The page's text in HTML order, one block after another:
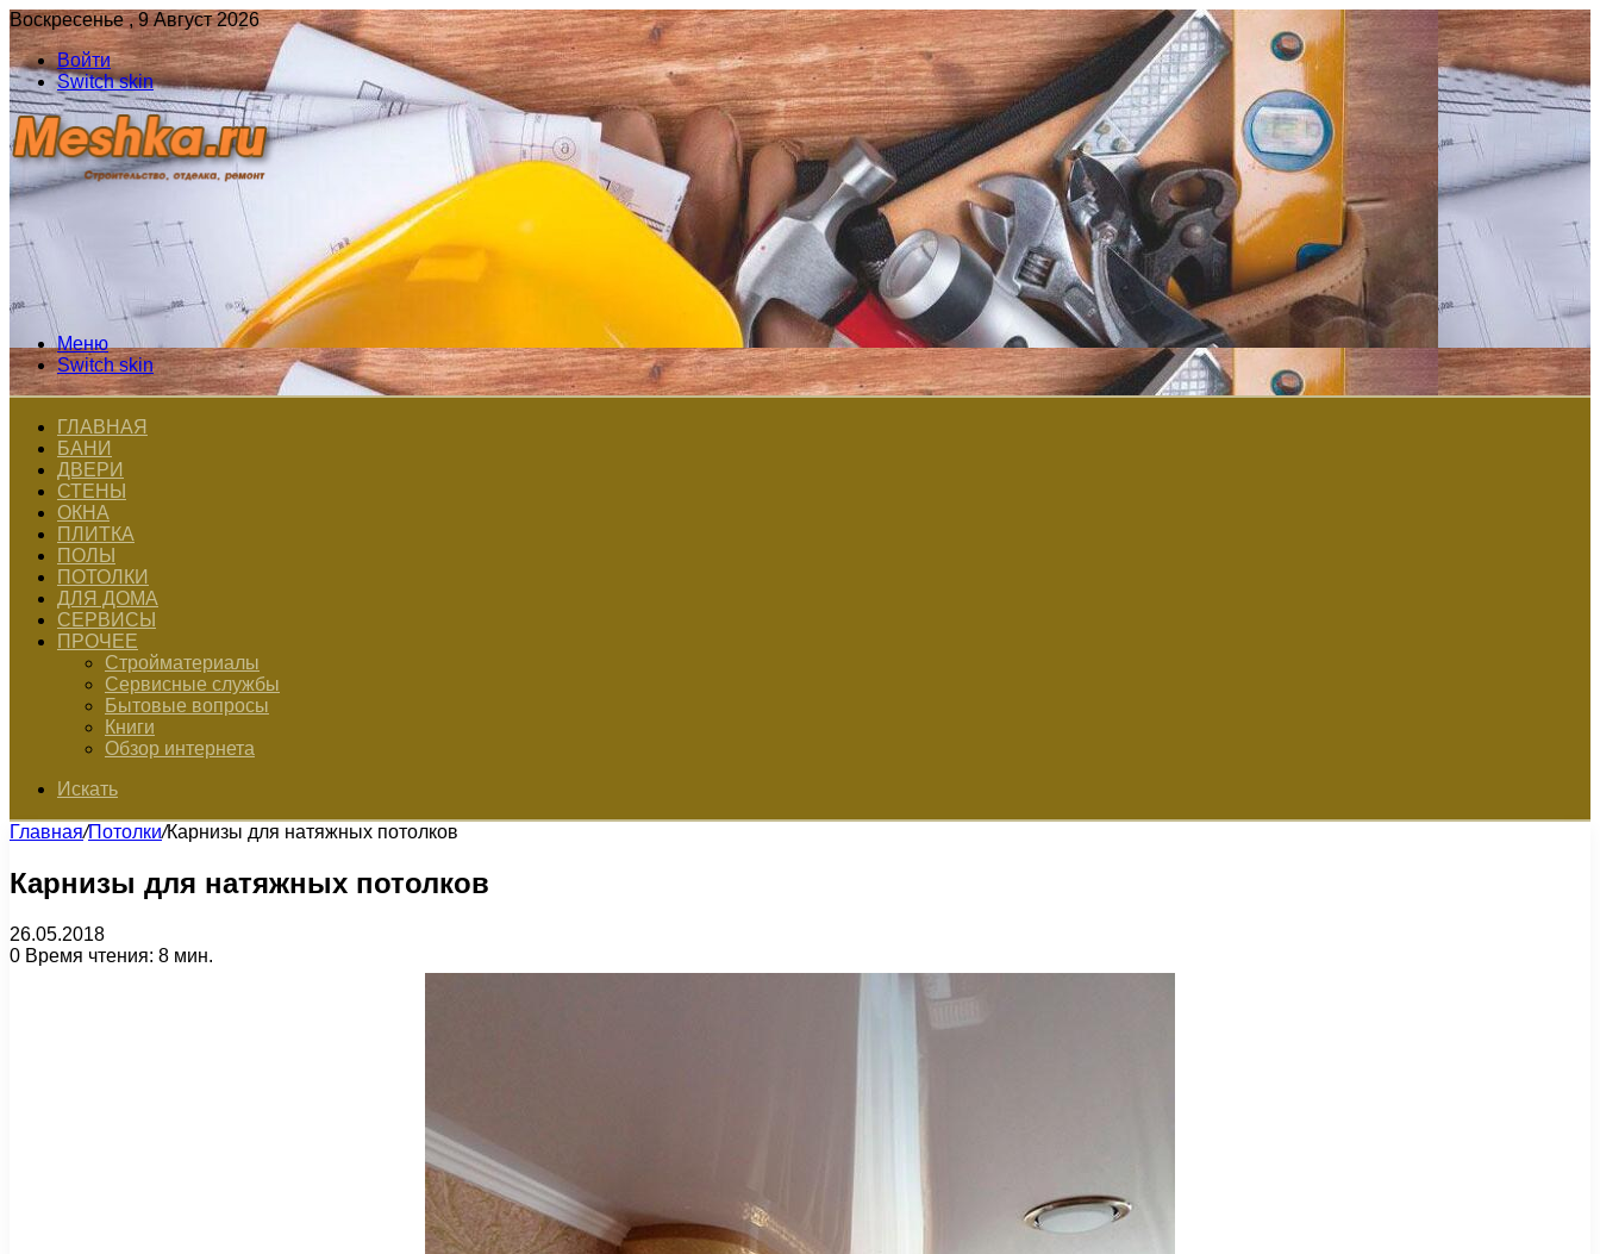
Воскресенье , 9 Август 2026
Войти
Switch skin
Меню
Switch skin
ГЛАВНАЯ
БАНИ
ДВЕРИ
СТЕНЫ
ОКНА
ПЛИТКА
ПОЛЫ
ПОТОЛКИ
ДЛЯ ДОМА
СЕРВИСЫ
ПРОЧЕЕ
Стройматериалы
Сервисные службы
Бытовые вопросы
Книги
Обзор интернета
Искать
Главная/Потолки/Карнизы для натяжных потолков
Карнизы для натяжных потолков
26.05.2018
0 Время чтения: 8 мин.